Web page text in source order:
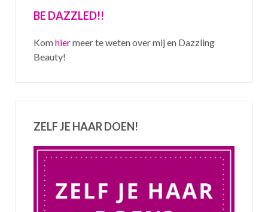
BE DAZZLED!!
Komhiermeer te weten over mij en Dazzling
Beauty!
ZELF JE HAAR DOEN!